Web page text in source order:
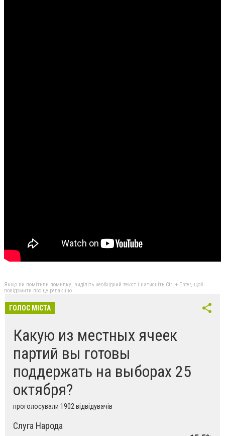
Якщо ви помітили помилку, виділіть необхідний текст і натисніть Ctrl + Enter, щоб
повідомити про це редакцію
ГОЛОС МІСТА
Какую из местных ячеек
партий вы готовы
поддержать на выборах 25
октября?
проголосували 1902 відвідувачів
Слуга Народа